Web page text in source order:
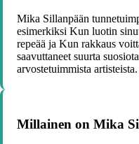
Mika Sillanpään
esimerkiksi Kun luotin
repeää ja Kun rakkaus
saavuttaneet suurta
arvostetuimmista artisteista.
Millainen on Mika